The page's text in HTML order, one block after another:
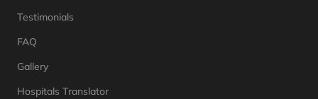
Testimonials
FAQ
Gallery
Hospitals Translator